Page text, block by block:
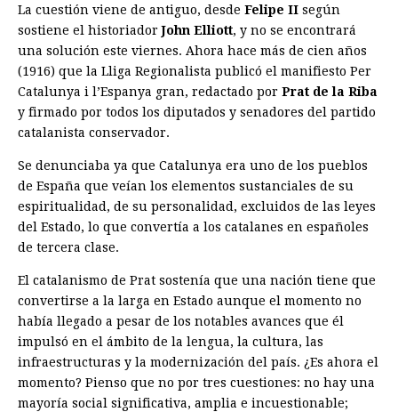
La cuestión viene de antiguo, desde Felipe II según
sostiene el historiadorJohn Elliott, y no se encontrará
una solución este viernes. Ahora hace más de cien años
(1916) que la Lliga Regionalista publicó el manifiesto Per
Catalunya i l’Espanya gran, redactado por Prat de la Riba
y firmado por todos los diputados y senadores del partido
catalanista conservador.
Se denunciaba ya que Catalunya era uno de los pueblos
de España que veían los elementos sustanciales de su
espiritualidad, de su personalidad, excluidos de las leyes
del Estado, lo que convertía a los catalanes en españoles
de tercera clase.
El catalanismo de Prat sostenía que una nación tiene que
convertirse a la larga en Estado aunque el momento no
había llegado a pesar de los notables avances que él
impulsó en el ámbito de la lengua, la cultura, las
infraestructuras y la modernización del país. ¿Es ahora el
momento? Pienso que no por tres cuestiones: no hay una
mayoría ­social significativa, amplia e incuestionable;